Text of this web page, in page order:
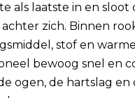
als laatste in en sloot
zich. Binnen
stof en
bewoog snel en
ogen, de hartslag en